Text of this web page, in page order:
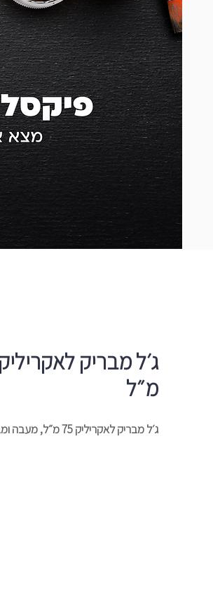
מ״ל
ג׳ל מבריק לאקריליק 75 מ״ל, מעבה ומבריק.